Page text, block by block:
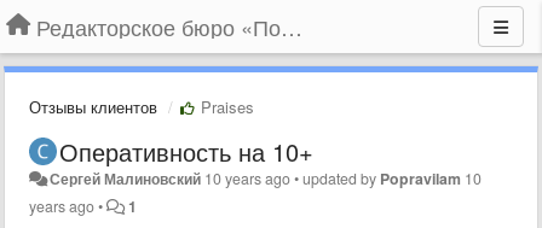
Редакторское бюро «По правилам»
Отзывы клиентов Praises
Оперативность на 10+
Сергей Малиновский 10 years ago•updated by Popravilam 10
years ago• 1